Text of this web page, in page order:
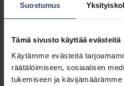
Suostumus
Tämä sivusto käyttää evästeitä
Käytämme evästeitä
räätälöimiseen, sosiaalisen
tukemiseen ja
Tuotenimi
Cestus R Eye